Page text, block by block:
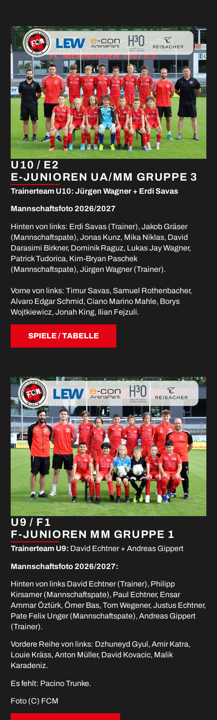
U10 / E2
E-JUNIOREN UA/MM GRUPPE 3
Trainerteam U10: Jürgen Wagner + Erdi Savas
Mannschaftsfoto 2026/2027
Hinten von links: Erdi Savas (Trainer), Jakob Gräser
(Mannschaftspate), Jonas Kunz, Mika Niklas, David
Darasimi Birkner, Dominik Raguz, Lukas Jay Wagner,
Patrick Tudorica, Kim-Bryan Paschek
(Mannschaftspate), Jürgen Wagner (Trainer).
Vorne von links: Timur Savas, Samuel Rothenbacher,
Alvaro Edgar Schmid, Ciano Marino Mahle, Borys
Wojtkiewicz, Jonah King, Ilian Fejzuli.
SPIELE / TABELLE
U9 / F1
F-JUNIOREN MM GRUPPE 1
Trainerteam U9: David Echtner + Andreas Gippert
Mannschaftsfoto 2026/2027:
Hinten von links David Echtner (Trainer), Philipp
Kirsamer (Mannschaftspate), Paul Echtner, Ensar
Ammar Öztürk, Ömer Bas, Tom Wegener, Justus Echtner,
Pate Felix Unger (Mannschaftspate), Andreas Gippert
(Trainer).
Vordere Reihe von links: Dzhuneyd Gyul, Amir Katra,
Louie Kräss, Anton Müller, David Kovacic, Malik
Karadeniz.
Es fehlt: Pacino Trunke.
Foto (C) FCM